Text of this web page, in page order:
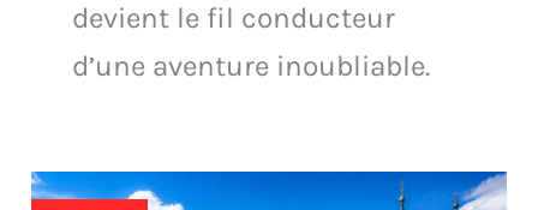
devient le fil conducteur
d’une aventure inoubliable.